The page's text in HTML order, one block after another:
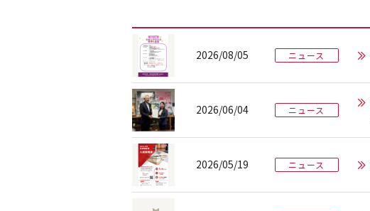
2026/08/05 ニュース
2026/06/04 ニュース
2026/05/19 ニュース